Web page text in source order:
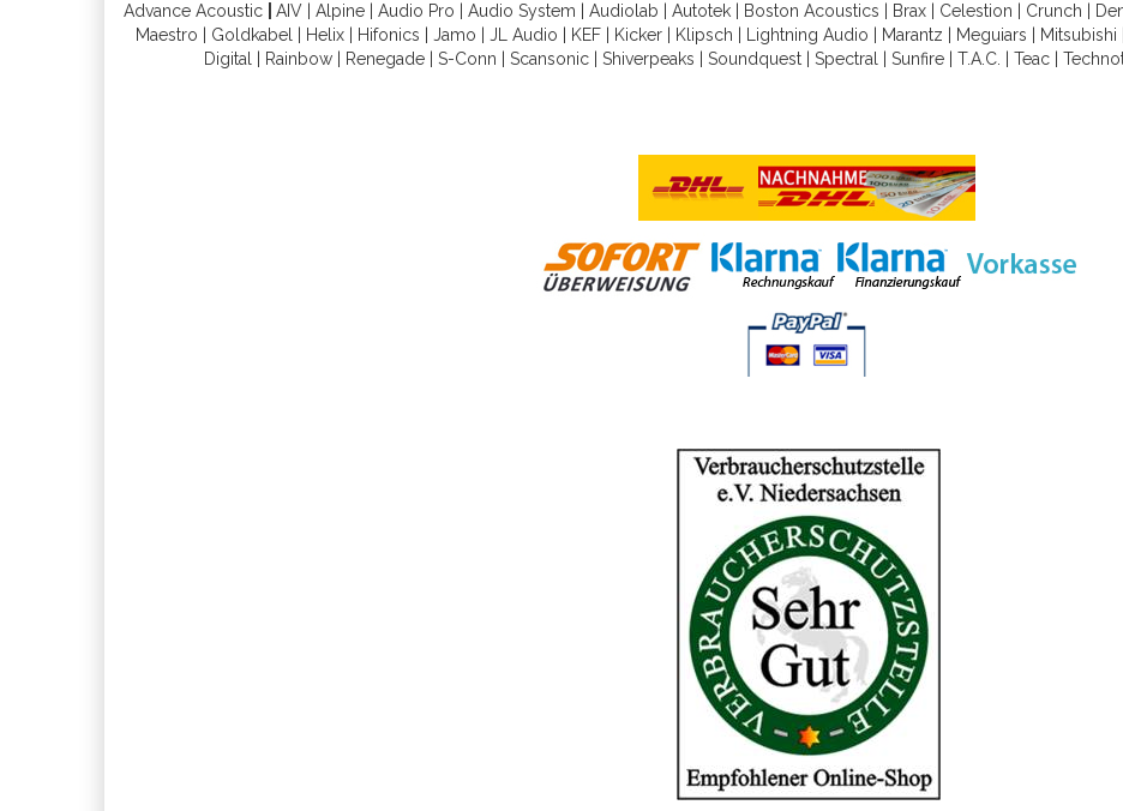
Advance Acoustic
AIV Alpine Audio Pro Audio System Audiolab Autotek Boston Acoustics Brax Celestion Crunch
Maestro
Goldkabel Helix| Hifonics Jamo JL Audio KEF| Kicker| Klipsch Lightning Audio Marantz Meguiars Mitsubishi
Digital
Rainbow Renegade S-Conn Scansonic Shiverpeaks Soundquest Spectral Sunfire T.A.C. Teac